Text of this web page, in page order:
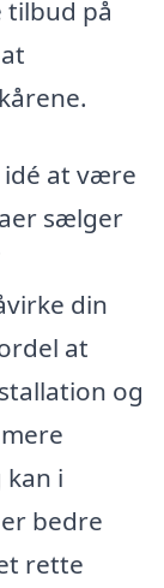
tilbud på
at være
sælger
din
at
og
i
bedre
rette